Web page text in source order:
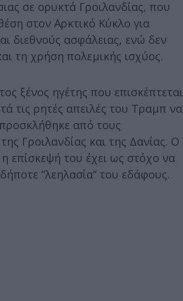
σε ορυκτά Γροιλανδίας, που
στον Αρκτικό Κύκλο για
διεθνούς ασφάλειας, ενώ δεν
τη χρήση πολεμικής ισχύος.
ξένος ηγέτης που επισκέπτεται
τις ρητές απειλές του Tραμπ να
από τους
Γροιλανδίας και της Δανίας. Ο
η επίσκεψή του έχει ως στόχο να
“λεηλασία” του εδάφους.